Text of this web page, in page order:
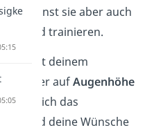
Du kannst sie aber auch
und trainieren.
dich mit deinem
aufAugenhöhe
dich das
und deine Wünsche